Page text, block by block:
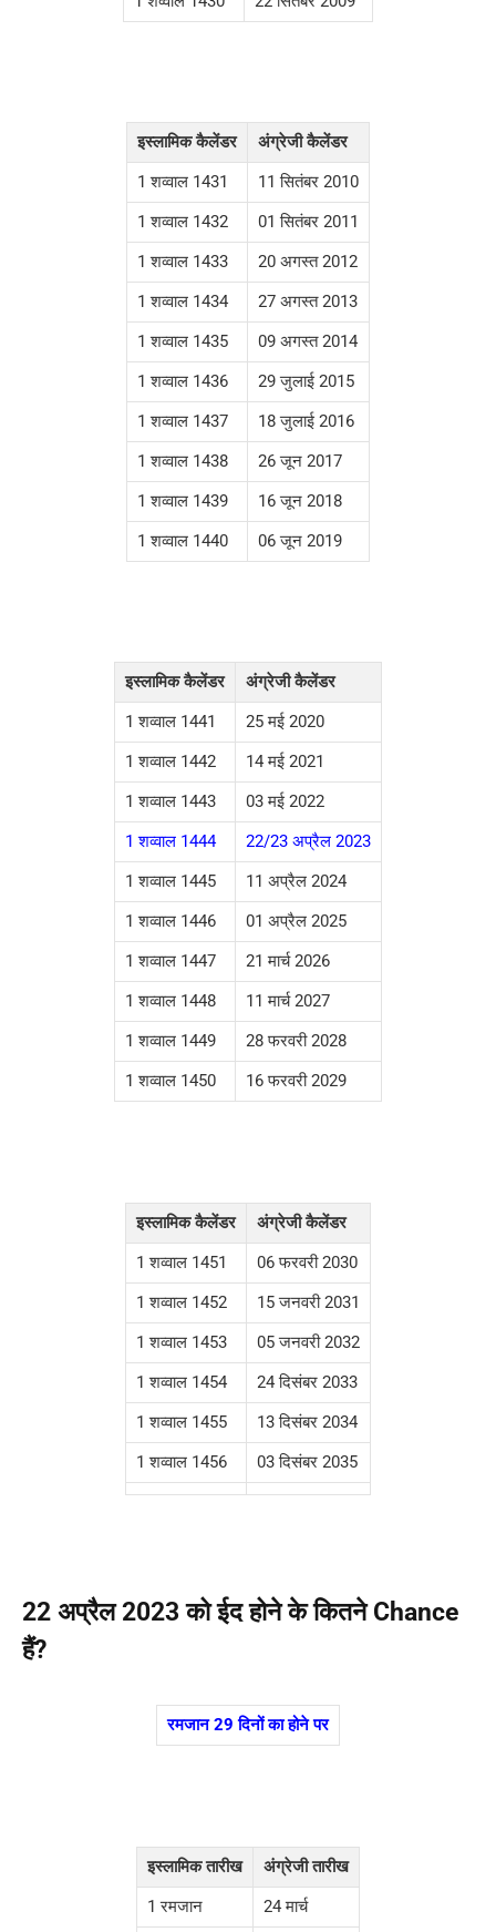
इस्लामिक कैलेंडर
अंग्रेजी कैलेंडर
1 शव्वाल 1431
11 सितंबर 2010
1 शव्वाल 1432
01 सितंबर 2011
1 शव्वाल 1433
20 अगस्त 2012
1 शव्वाल 1434
27 अगस्त 2013
1 शव्वाल 1435
09 अगस्त 2014
1 शव्वाल 1436
29 जुलाई 2015
1 शव्वाल 1437
18 जुलाई 2016
1 शव्वाल 1438
26 जून 2017
1 शव्वाल 1439
16 जून 2018
1 शव्वाल 1440
06 जून 2019
इस्लामिक कैलेंडर
अंग्रेजी कैलेंडर
1 शव्वाल 1441
25 मई 2020
1 शव्वाल 1442
14 मई 2021
1 शव्वाल 1443
03 मई 2022
1 शव्वाल 1444
22/23 अप्रैल 2023
1 शव्वाल 1445
11 अप्रैल 2024
1 शव्वाल 1446
01 अप्रैल 2025
1 शव्वाल 1447
21 मार्च 2026
1 शव्वाल 1448
11 मार्च 2027
1 शव्वाल 1449
28 फरवरी 2028
1 शव्वाल 1450
16 फरवरी 2029
इस्लामिक कैलेंडर
अंग्रेजी कैलेंडर
1 शव्वाल 1451
06 फरवरी 2030
1 शव्वाल 1452
15 जनवरी 2031
1 शव्वाल 1453
05 जनवरी 2032
1 शव्वाल 1454
24 दिसंबर 2033
1 शव्वाल 1455
13 दिसंबर 2034
1 शव्वाल 1456
03 दिसंबर 2035
22 अप्रैल 2023 को ईद होने के कितने Chance
हैं?
रमजान 29 दिनों का होने पर
इस्लामिक तारीख
अंग्रेजी तारीख
1 रमजान
24 मार्च